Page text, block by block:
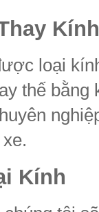
Kính
loại
thế
Kính